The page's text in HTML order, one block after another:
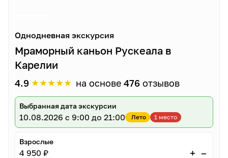
Однодневная экскурсия
Мраморный каньон Рускеала в
Карелии
4.9 ★★★★★ на основе 476 отзывов
Выбранная дата экскурсии
10.08.2026 с 9:00 до 21:00 Лето 1 место
Взрослые
4 950 ₽ + –